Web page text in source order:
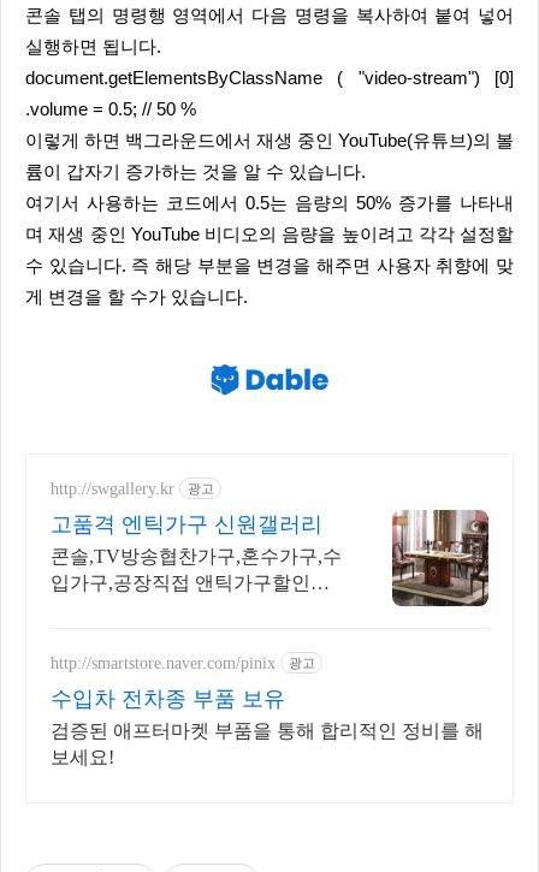
콘솔 탭의 명령행 영역에서 다음 명령을 복사하여 붙여 넣어
실행하면 됩니다.
document.getElementsByClassName ( "video-stream") [0]
.volume = 0.5; // 50 %
이렇게 하면 백그라운드에서 재생 중인 YouTube(유튜브)의 볼
륨이 갑자기 증가하는 것을 알 수 있습니다.
여기서 사용하는 코드에서 0.5는 음량의 50% 증가를 나타내
며 재생 중인 YouTube 비디오의 음량을 높이려고 각각 설정할
수 있습니다. 즉 해당 부분을 변경을 해주면 사용자 취향에 맞
게 변경을 할 수가 있습니다.
http://swgallery.kr 광고
고품격 엔틱가구 신원갤러리
콘솔,TV방송협찬가구,혼수가구,수
입가구,공장직접 앤틱가구할인매
http://smartstore.naver.com/pinix 광고
수입차 전차종 부품 보유
검증된 애프터마켓 부품을 통해 합리적인 정비를 해
보세요!